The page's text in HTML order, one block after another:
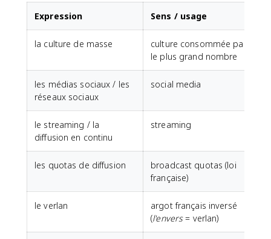
Expression Sens / usage
la culture de masse
culture consommée par
le plus grand nombre
les médias sociaux / les
réseaux sociaux
social media
le streaming / la
diffusion en continu
streaming
les quotas de diffusion
broadcast quotas (loi
française)
le verlan
argot français inversé
(l'envers= verlan)